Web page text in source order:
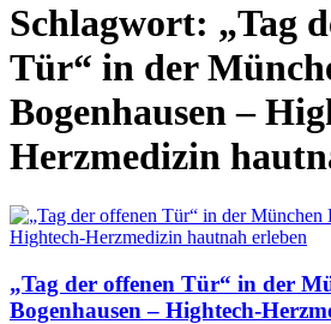
Schlagwort: „Tag
Tür“ in der
Bogenhausen –
Herzmedizin
„Tag der offenen Tür“ in der
Bogenhausen – Hightech-